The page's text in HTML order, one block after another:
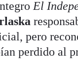
El
pero
perdido al